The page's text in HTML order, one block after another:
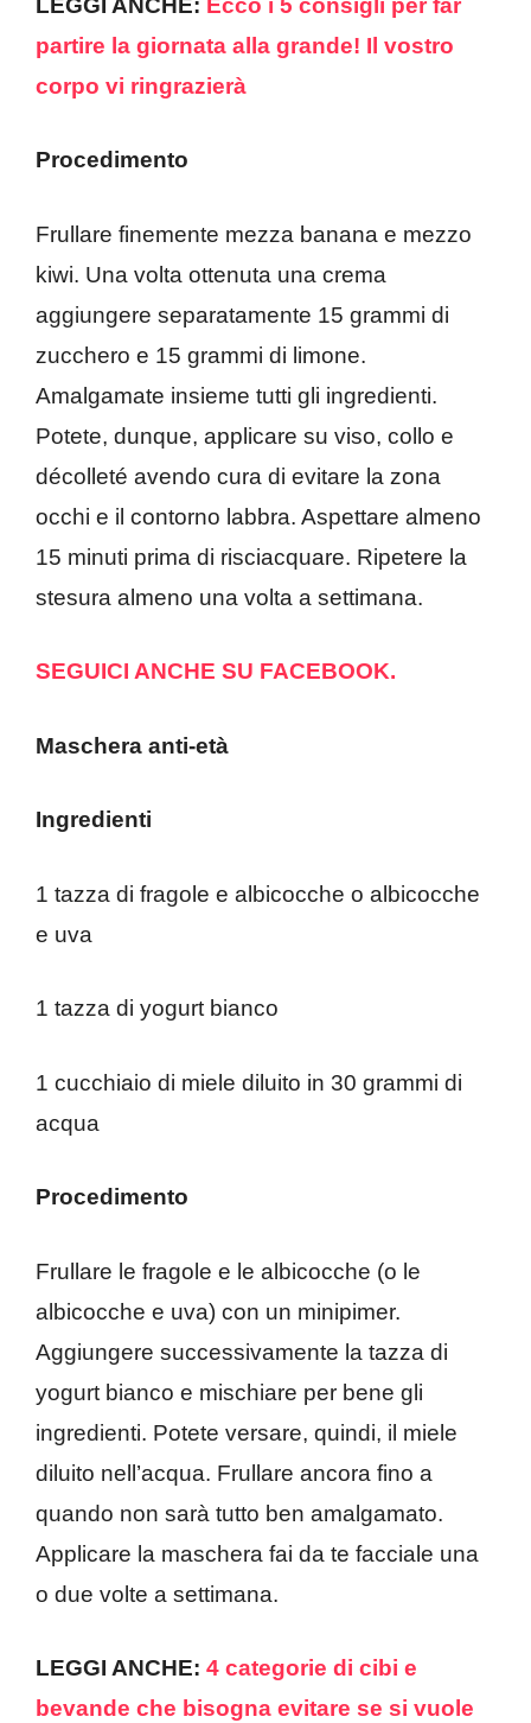
partire la giornata alla grande! Il vostro
corpo vi ringrazierà
Procedimento
Frullare finemente mezza banana e mezzo
kiwi. Una volta ottenuta una crema
aggiungere separatamente 15 grammi di
zucchero e 15 grammi di limone.
Amalgamate insieme tutti gli ingredienti.
Potete, dunque, applicare su viso, collo e
décolleté avendo cura di evitare la zona
occhi e il contorno labbra. Aspettare almeno
15 minuti prima di risciacquare. Ripetere la
stesura almeno una volta a settimana.
SEGUICI ANCHE SU FACEBOOK.
Maschera anti-età
Ingredienti
1 tazza di fragole e albicocche o albicocche
e uva
1 tazza di yogurt bianco
1 cucchiaio di miele diluito in 30 grammi di
acqua
Procedimento
Frullare le fragole e le albicocche (o le
albicocche e uva) con un minipimer.
Aggiungere successivamente la tazza di
yogurt bianco e mischiare per bene gli
ingredienti. Potete versare, quindi, il miele
diluito nell’acqua. Frullare ancora fino a
quando non sarà tutto ben amalgamato.
Applicare la maschera fai da te facciale una
o due volte a settimana.
LEGGI ANCHE: 4 categorie di cibi e
bevande che bisogna evitare se si vuole